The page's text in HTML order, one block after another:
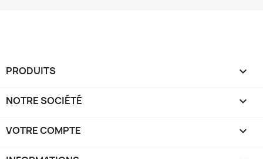
PRODUITS 
NOTRE SOCIÉTÉ 
VOTRE COMPTE 